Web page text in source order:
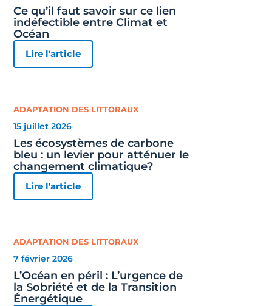
Ce qu’il faut savoir sur ce lien
indéfectible entre Climat et
Océan
Lire l'article
ADAPTATION DES LITTORAUX
15 juillet 2026
Les écosystèmes de carbone
bleu : un levier pour atténuer le
changement climatique?
Lire l'article
ADAPTATION DES LITTORAUX
7 février 2026
L’Océan en péril : L’urgence de
la Sobriété et de la Transition
Énergétique